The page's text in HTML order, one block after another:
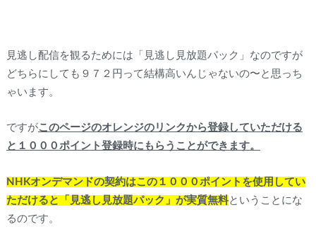
見逃し配信を観るためには「見逃し見放題パック」なのですが
どちらにしても９７２円って結構高いんじゃないの〜と思っち
ゃいます。
ですがこのページのオレンジのリンクから登録していただける
と１０００ポイント登録時にもらうことができます。
NHKオンデマンドの契約はこの１０００ポイントを使用してい
ただけると「見逃し見放題パック」が実質無料ということにな
るのです。